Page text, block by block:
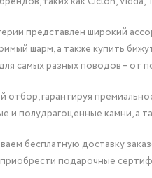
представлен широкий
шарм, а также купить
самых разных поводов – от
гарантируя
и полудрагоценные камни, а
бесплатную доставку
подарочные